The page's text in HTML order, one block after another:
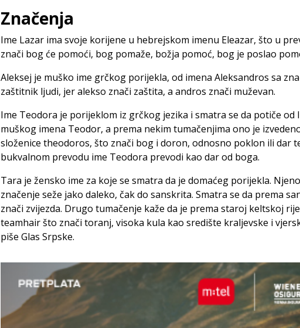
Značenja
Ime Lazar ima svoje korijene u hebrejskom imenu Eleazar, što u
znači bog će pomoći, bog pomaže, božja pomoć, bog je poslao
Aleksej je muško ime grčkog porijekla, od imena Aleksandros sa
zaštitnik ljudi, jer alekso znači zaštita, a andros znači muževan.
Ime Teodora je porijeklom iz grčkog jezika i smatra se da potiče od
muškog imena Teodor, a prema nekim tumačenjima ono je
složenice theodoros, što znači bog i doron, odnosno poklon ili dar
bukvalnom prevodu ime Teodora prevodi kao dar od boga.
Tara je žensko ime za koje se smatra da je domaćeg porijekla. Njeno
značenje seže jako daleko, čak do sanskrita. Smatra se da prema
znači zvijezda. Drugo tumačenje kaže da je prema staroj keltskoj
teamhair što znači toranj, visoka kula kao središte kraljevske i
piše Glas Srpske.